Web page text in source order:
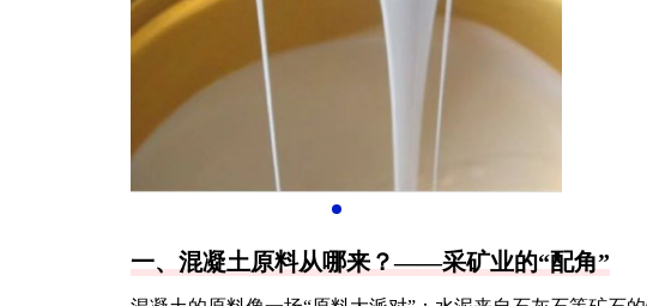
一、混凝土原料从哪来？——采矿业的“配角”